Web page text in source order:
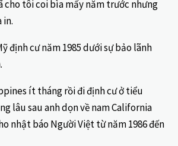
cho tôi coi bìa mấy năm trước nhưng
in.
định cư năm 1985 dưới sự bảo lãnh
ít tháng rồi đi định cư ở tiểu
lâu sau anh dọn về nam California
nhật báo Người Việt từ năm 1986 đến